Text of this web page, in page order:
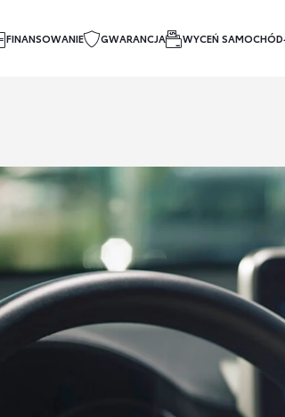
FINANSOWANIE GWARANCJA WYCEŃ SAMOCHÓD